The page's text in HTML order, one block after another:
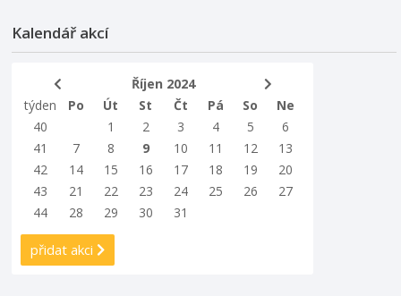
Kalendář akcí
Říjen 2024
týden
Po Út St Čt Pá So
Ne
40
1 2 3 4 5
6
41
7 8 9 10 11 12
13
42
14 15 16 17 18 19
20
43
21 22 23 24 25 26
27
44
28 29 30 31
přidat akci